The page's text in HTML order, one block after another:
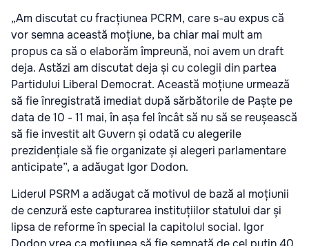
„Am discutat cu fracțiunea PCRM, care s-au expus că
vor semna această moțiune, ba chiar mai mult am
propus ca să o elaborăm împreună, noi avem un draft
deja. Astăzi am discutat deja și cu colegii din partea
Partidului Liberal Democrat. Această moțiune urmează
să fie înregistrată imediat după sărbătorile de Paște pe
data de 10 - 11 mai, în așa fel încât să nu să se reușească
să fie investit alt Guvern și odată cu alegerile
prezidențiale să fie organizate și alegeri parlamentare
anticipate”, a adăugat Igor Dodon.
Liderul PSRM a adăugat că motivul de bază al moțiunii
de cenzură este capturarea instituțiilor statului dar și
lipsa de reforme în special la capitolul social. Igor